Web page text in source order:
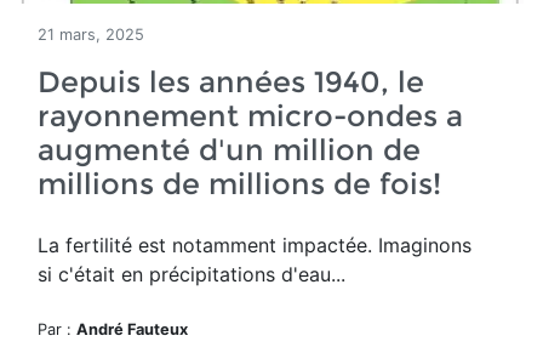
21 mars, 2025
Depuis les années 1940, le
rayonnement micro-ondes a
augmenté d'un million de
millions de millions de fois!
La fertilité est notamment impactée. Imaginons
si c'était en précipitations d'eau...
Par : André Fauteux